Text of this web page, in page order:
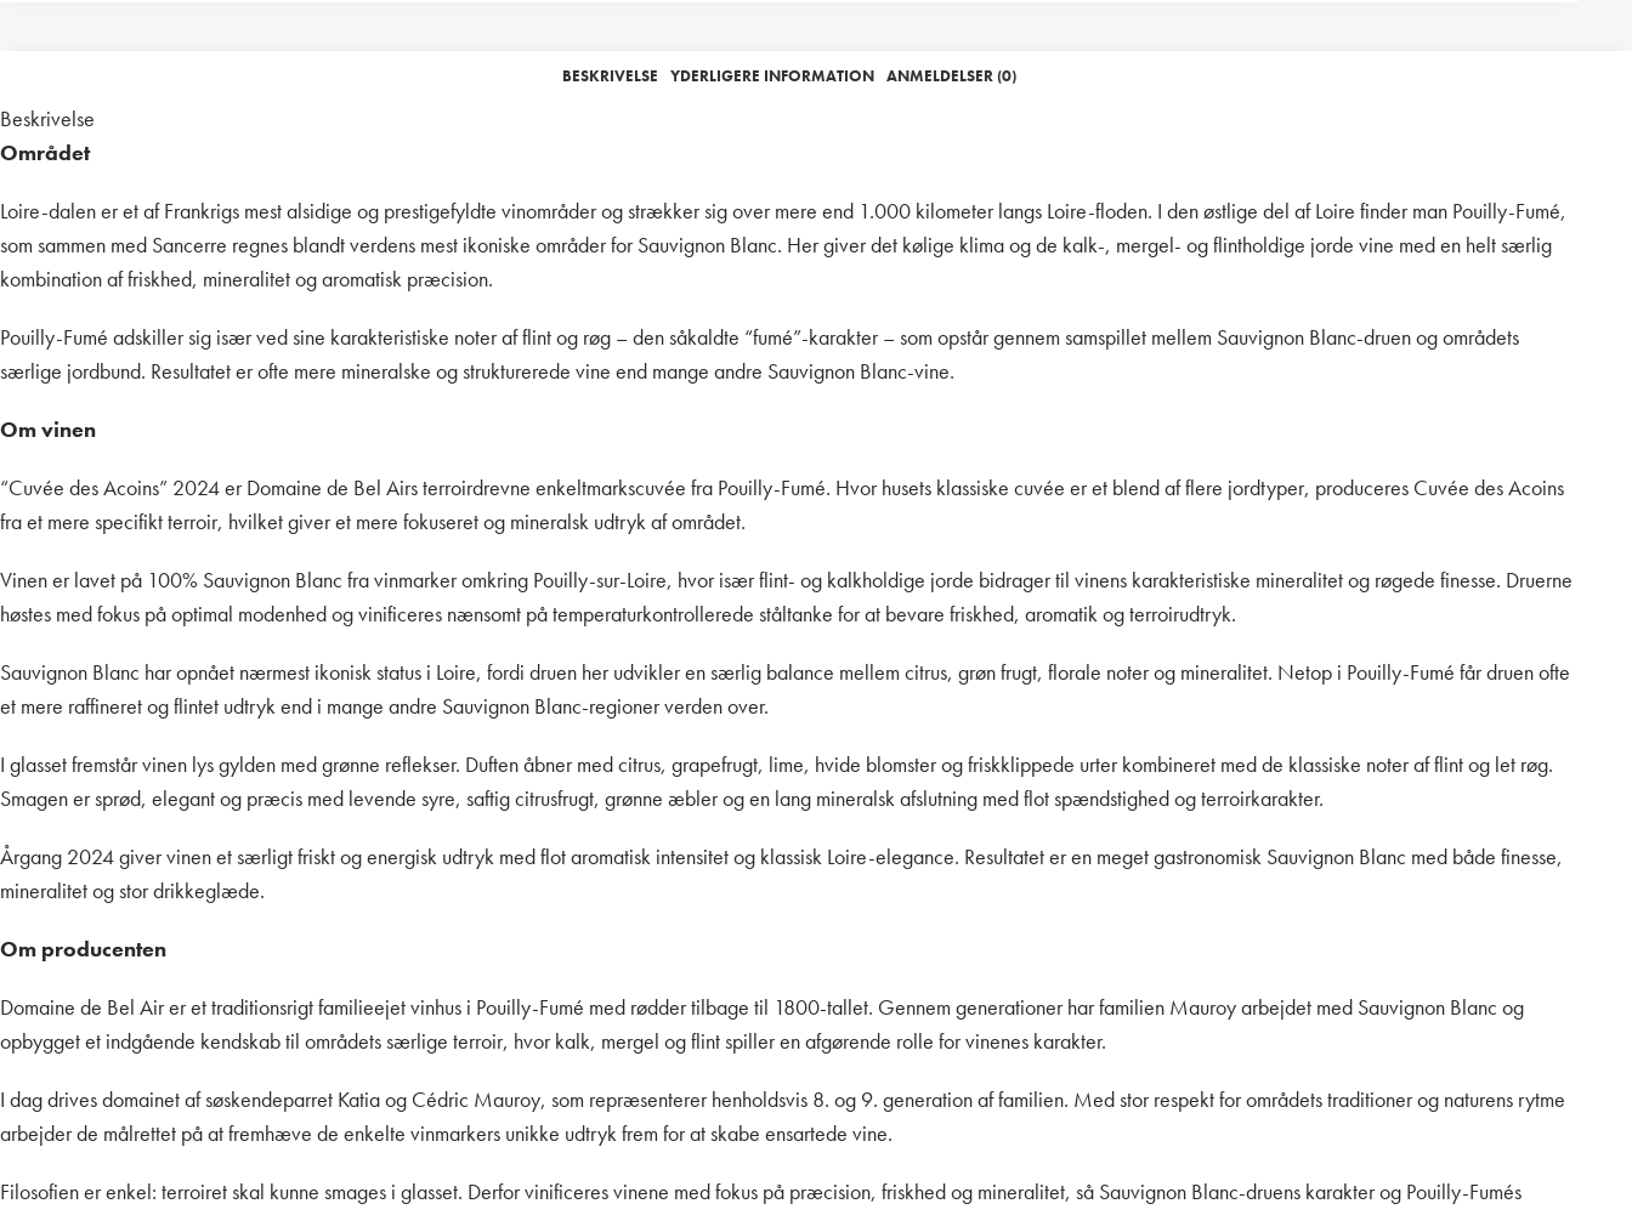
BESKRIVELSE YDERLIGERE INFORMATION ANMELDELSER (0)
Beskrivelse
Området
Loire-dalen er et af Frankrigs mest alsidige og prestigefyldte vinområder og strækker sig over mere end 1.000 kilometer langs Loire-floden. I den østlige del af Loire finder man Pouilly-Fumé,
som sammen med Sancerre regnes blandt verdens mest ikoniske områder for Sauvignon Blanc. Her giver det kølige klima og de kalk-, mergel- og flintholdige jorde vine med en helt særlig
kombination af friskhed, mineralitet og aromatisk præcision.
Pouilly-Fumé adskiller sig især ved sine karakteristiske noter af flint og røg – den såkaldte “fumé”-karakter – som opstår gennem samspillet mellem Sauvignon Blanc-druen og områdets
særlige jordbund. Resultatet er ofte mere mineralske og strukturerede vine end mange andre Sauvignon Blanc-vine.
Om vinen
“Cuvée des Acoins” 2024 er Domaine de Bel Airs terroirdrevne enkeltmarkscuvée fra Pouilly-Fumé. Hvor husets klassiske cuvée er et blend af flere jordtyper, produceres Cuvée des Acoins
fra et mere specifikt terroir, hvilket giver et mere fokuseret og mineralsk udtryk af området.
Vinen er lavet på 100% Sauvignon Blanc fra vinmarker omkring Pouilly-sur-Loire, hvor især flint- og kalkholdige jorde bidrager til vinens karakteristiske mineralitet og røgede finesse. Druerne
høstes med fokus på optimal modenhed og vinificeres nænsomt på temperaturkontrollerede ståltanke for at bevare friskhed, aromatik og terroirudtryk.
Sauvignon Blanc har opnået nærmest ikonisk status i Loire, fordi druen her udvikler en særlig balance mellem citrus, grøn frugt, florale noter og mineralitet. Netop i Pouilly-Fumé får druen ofte
et mere raffineret og flintet udtryk end i mange andre Sauvignon Blanc-regioner verden over.
I glasset fremstår vinen lys gylden med grønne reflekser. Duften åbner med citrus, grapefrugt, lime, hvide blomster og friskklippede urter kombineret med de klassiske noter af flint og let røg.
Smagen er sprød, elegant og præcis med levende syre, saftig citrusfrugt, grønne æbler og en lang mineralsk afslutning med flot spændstighed og terroirkarakter.
Årgang 2024 giver vinen et særligt friskt og energisk udtryk med flot aromatisk intensitet og klassisk Loire-elegance. Resultatet er en meget gastronomisk Sauvignon Blanc med både finesse,
mineralitet og stor drikkeglæde.
Om producenten
Domaine de Bel Air er et traditionsrigt familieejet vinhus i Pouilly-Fumé med rødder tilbage til 1800-tallet. Gennem generationer har familien Mauroy arbejdet med Sauvignon Blanc og
opbygget et indgående kendskab til områdets særlige terroir, hvor kalk, mergel og flint spiller en afgørende rolle for vinenes karakter.
I dag drives domainet af søskendeparret Katia og Cédric Mauroy, som repræsenterer henholdsvis 8. og 9. generation af familien. Med stor respekt for områdets traditioner og naturens rytme
arbejder de målrettet på at fremhæve de enkelte vinmarkers unikke udtryk frem for at skabe ensartede vine.
Filosofien er enkel: terroiret skal kunne smages i glasset. Derfor vinificeres vinene med fokus på præcision, friskhed og mineralitet, så Sauvignon Blanc-druens karakter og Pouilly-Fumés